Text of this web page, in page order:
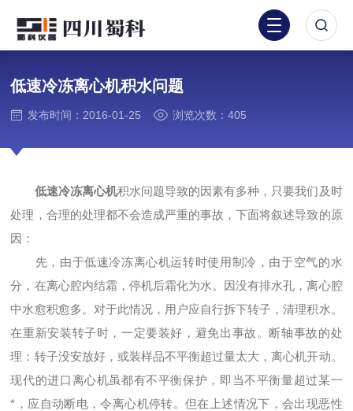
低速冷冻离心机积水问题
发布时间：2016-01-25 浏览次数：405
低速冷冻离心机积水问题导致的因素有多种，只要我们及时
处理，合理的处理都不会造成严重的事故，下面将叙述导致的原
因：
先，由于低速冷冻离心机运转时使用制冷，由于空气的水
分，在离心腔内结霜，停机后霜化为水。因没有排水孔，离心腔
中水愈积愈多。对于此情况，用户应自行拆下转子，清理积水。
在重新安装转子时，一定要装好，避免出事故。断轴事故的处
理：转子没安放好，或装样品不平衡超过量太大，离心机开动。
现代的进口离心机虽都有不平衡保护，即当不平衡量超过某一
*，应自动断电，令离心机停转。但在上述情况下，会出现恶性